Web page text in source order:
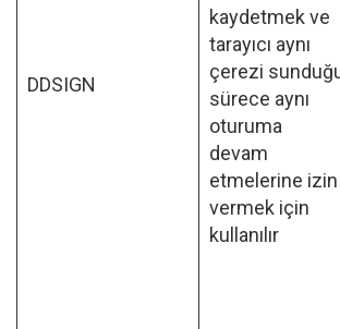
DDSIGN
kaydetmek ve
tarayıcı aynı
çerezi
sürece aynı
oturuma
devam
etmelerine izin
vermek için
kullanılır